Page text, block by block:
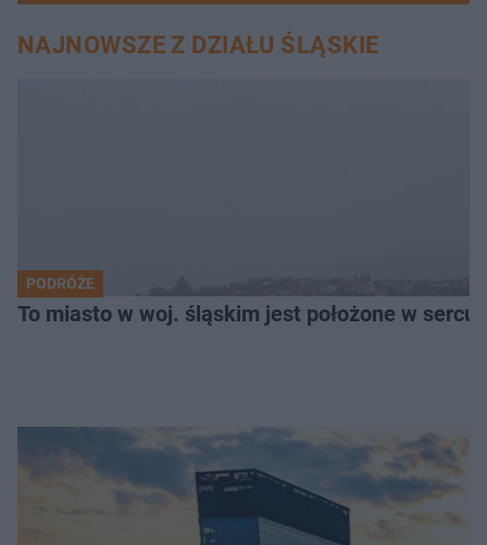
NAJNOWSZE Z DZIAŁU ŚLĄSKIE
PODRÓŻE
To miasto w woj. śląskim jest położone w